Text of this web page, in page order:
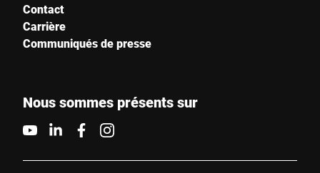
Ville *
Votre demande *
Contact
Carrière
Communiqués de presse
Nous sommes présents sur